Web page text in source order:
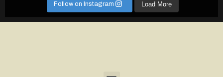
Load More
Follow on Instagram